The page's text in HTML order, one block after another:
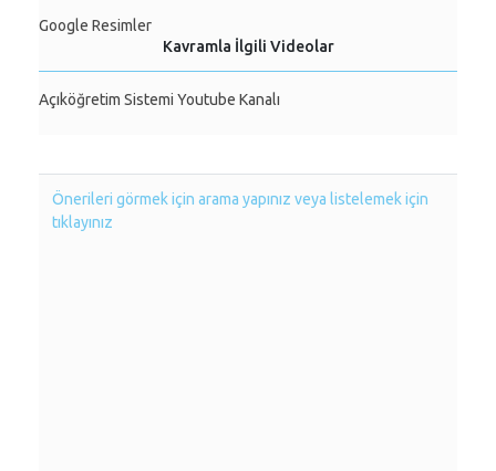
Google Resimler
Kavramla İlgili Videolar
Açıköğretim Sistemi Youtube Kanalı
Önerileri görmek için arama yapınız veya listelemek için
tıklayınız